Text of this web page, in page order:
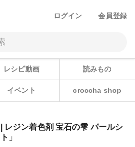
ログイン 会員登録
レシピ動画 読みもの
イベント croccha shop
レジン着色剤 宝石の雫 パールシ
」